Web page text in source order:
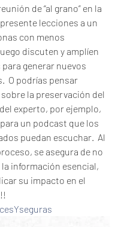
de “al grano” en la
lecciones a un
con menos
discuten y amplíen
generar nuevos
O podrías pensar
la preservación del
experto, por ejemplo,
un podcast que los
puedan escuchar.  Al
se asegura de no
información esencial,
su impacto en el